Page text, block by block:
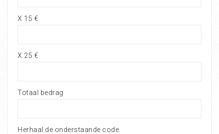
X 15 €
X 25 €
Totaal bedrag
Herhaal de onderstaande code.